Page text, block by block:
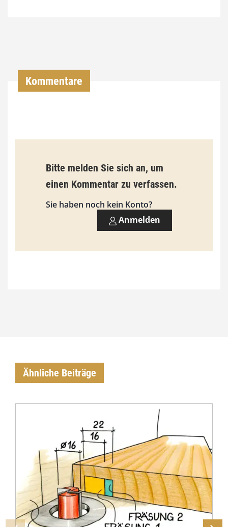
9
,
0
0
Kommentare
Bitte melden Sie sich an, um
einen Kommentar zu verfassen.
Sie haben noch kein Konto?
Anmelden
Ähnliche Beiträge